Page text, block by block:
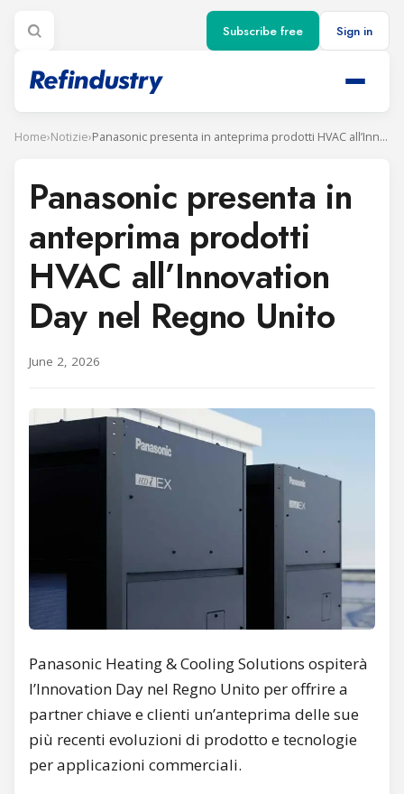
Subscribe free Sign in
Home›Notizie› Panasonic presenta in anteprima prodotti HVAC all’Innovation Day nel Regno Unito
Panasonic presenta in
anteprima prodotti
HVAC all’Innovation
Day nel Regno Unito
June 2, 2026
Panasonic Heating & Cooling Solutions ospiterà
l’Innovation Day nel Regno Unito per offrire a
partner chiave e clienti un’anteprima delle sue
più recenti evoluzioni di prodotto e tecnologie
per applicazioni commerciali.